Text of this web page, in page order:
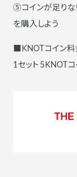
⑤コインが足りな
を購入しよう
■KNOTコイン料
1セット 5KNOT